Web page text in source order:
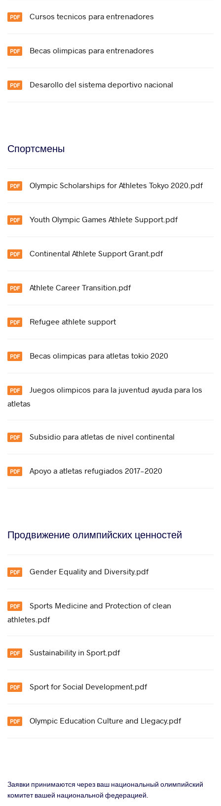
Cursos tecnicos para entrenadores
Becas olimpicas para entrenadores
Desarollo del sistema deportivo nacional
Спортсмены
Olympic Scholarships for Athletes Tokyo 2020.pdf
Youth Olympic Games Athlete Support.pdf
Continental Athlete Support Grant.pdf
Athlete Career Transition.pdf
Refugee athlete support
Becas olimpicas para atletas tokio 2020
Juegos olimpicos para la juventud ayuda para los
atletas
Subsidio para atletas de nivel continental
Apoyo a atletas refugiados 2017-2020
Продвижение олимпийских ценностей
Gender Equality and Diversity.pdf
Sports Medicine and Protection of clean
athletes.pdf
Sustainability in Sport.pdf
Sport for Social Development.pdf
Olympic Education Culture and Llegacy.pdf
Заявки принимаются через ваш национальный олимпийский
комитет вашей национальной федерацией.